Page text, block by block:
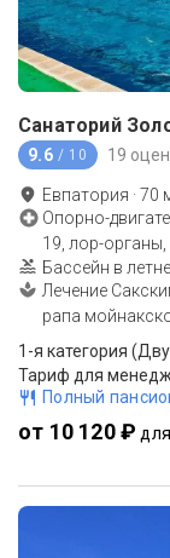
Санаторий
9.6 / 10 19
Евпатория ·70
Опорно-
19, лор-органы,
Бассейн в
Лечение
рапа
1-я категория
Тариф для
Полный
от 10 120 ₽